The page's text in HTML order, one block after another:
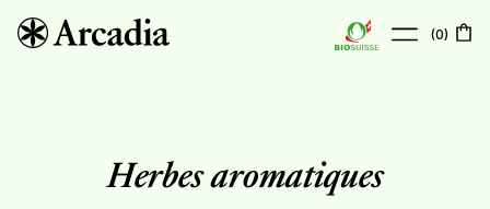
Points de vente
(0)
Herbes aromatiques